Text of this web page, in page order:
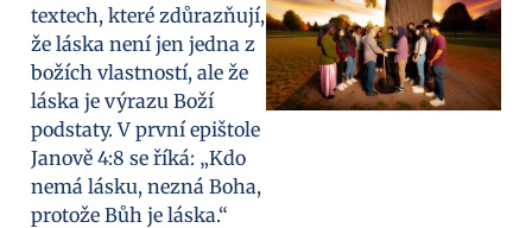
textech, které zdůrazňují,
že láska není jen jedna z
božích vlastností, ale že
láska je výrazu Boží
podstaty. V první epištole
Janově 4:8 se říká: „Kdo
nemá lásku, nezná Boha,
protože Bůh je láska.“